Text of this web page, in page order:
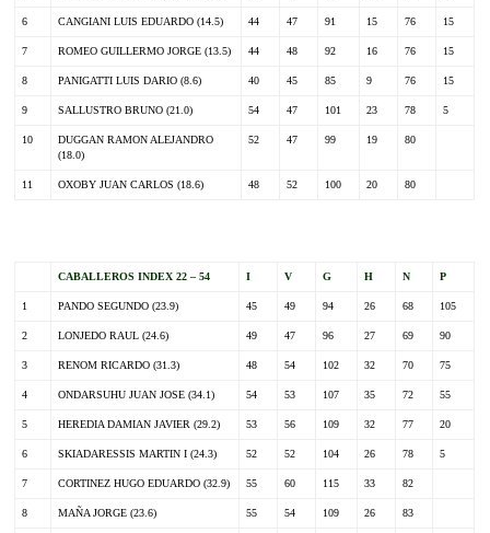
6 CANGIANI LUIS EDUARDO (14.5) 44 47 91 15 76 15
7 ROMEO GUILLERMO JORGE (13.5) 44 48 92 16 76 15
8 PANIGATTI LUIS DARIO (8.6) 40 45 85 9 76 15
9 SALLUSTRO BRUNO (21.0) 54 47 101 23 78 5
10
DUGGAN RAMON ALEJANDRO
(18.0)
52 47 99 19 80
11 OXOBY JUAN CARLOS (18.6) 48 52 100 20 80
CABALLEROS INDEX 22 – 54 I V G H N P
1 PANDO SEGUNDO (23.9) 45 49 94 26 68 105
2 LONJEDO RAUL (24.6) 49 47 96 27 69 90
3 RENOM RICARDO (31.3) 48 54 102 32 70 75
4 ONDARSUHU JUAN JOSE (34.1) 54 53 107 35 72 55
5 HEREDIA DAMIAN JAVIER (29.2) 53 56 109 32 77 20
6 SKIADARESSIS MARTIN I (24.3) 52 52 104 26 78 5
7 CORTINEZ HUGO EDUARDO (32.9) 55 60 115 33 82
8 MAÑA JORGE (23.6) 55 54 109 26 83